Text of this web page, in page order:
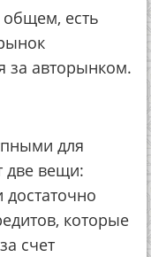
общем, есть
за авторынком.
для
две вещи:
достаточно
которые
счет